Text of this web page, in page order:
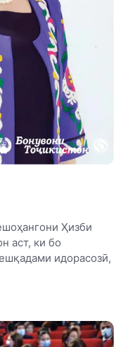
Ҳизби
аст, ки бо
идорасозӣ,